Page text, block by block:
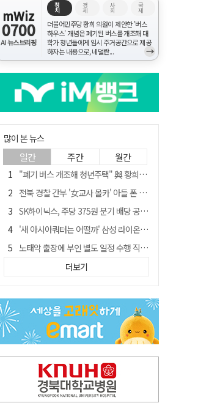
mWiz
0700
AI 뉴스브리핑
정
치
경
제
사
회
국
제
더불어민주당 황희 의원이 제안한 '버스
하우스' 개념은 폐기된 버스를 개조해 대
학가 청년들에게 임시 주거공간으로 제공
하자는 내용으로, 네덜란...
→
많이 본 뉴스
일간 주간 월간
"폐기 버스 개조해 청년주택" 與 황희…'딸 학비는 年 4200만원'
전북 경찰 간부 '女교사 몰카' 아들 폰 부수고…"처벌 못하는 사안" 내부망에 글
SK하이닉스, 주당 375원 분기 배당 공시…"3분기 중 주주환원 방안 확정"
'새 아시아쿼터는 어떨까' 삼성 라이온즈, 새 얼굴 투수 미야모리 영입
노태악 출장에 부인 별도 일정 수행 직원도…보고서엔 '공식일정 참석'
'외도 의심' 아내 화장실에 묶고 불에 달군 공구로 고문…남편 검거
통합 고속철 할인 '반짝 3년'…이후 요금 도로 오른다?
한국 축구, 심판 성접대 경기서 '무패'…당시 올림픽 감독은 홍명보 [영상]
경찰, 9월 초부터 상피제 전격 실시…가족 사건 수사 못해
더보기